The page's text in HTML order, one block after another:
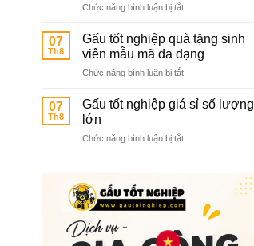
riêng
tặng
các
trường
mầm
non
Chức năng bình luận bị tắtở
sỉ
tốt
nghiệp
chuẩn
cao
07
Th8
Gấu tốt nghiệp quà tặng sinh
viên mẫu mã đa dạng
Chức năng bình luận bị tắtở
tốt
tặng
mã
đa
07
Th8
Gấu tốt nghiệp giá sỉ số lượng
lớn
Chức năng bình luận bị tắtở
giá
sỉ